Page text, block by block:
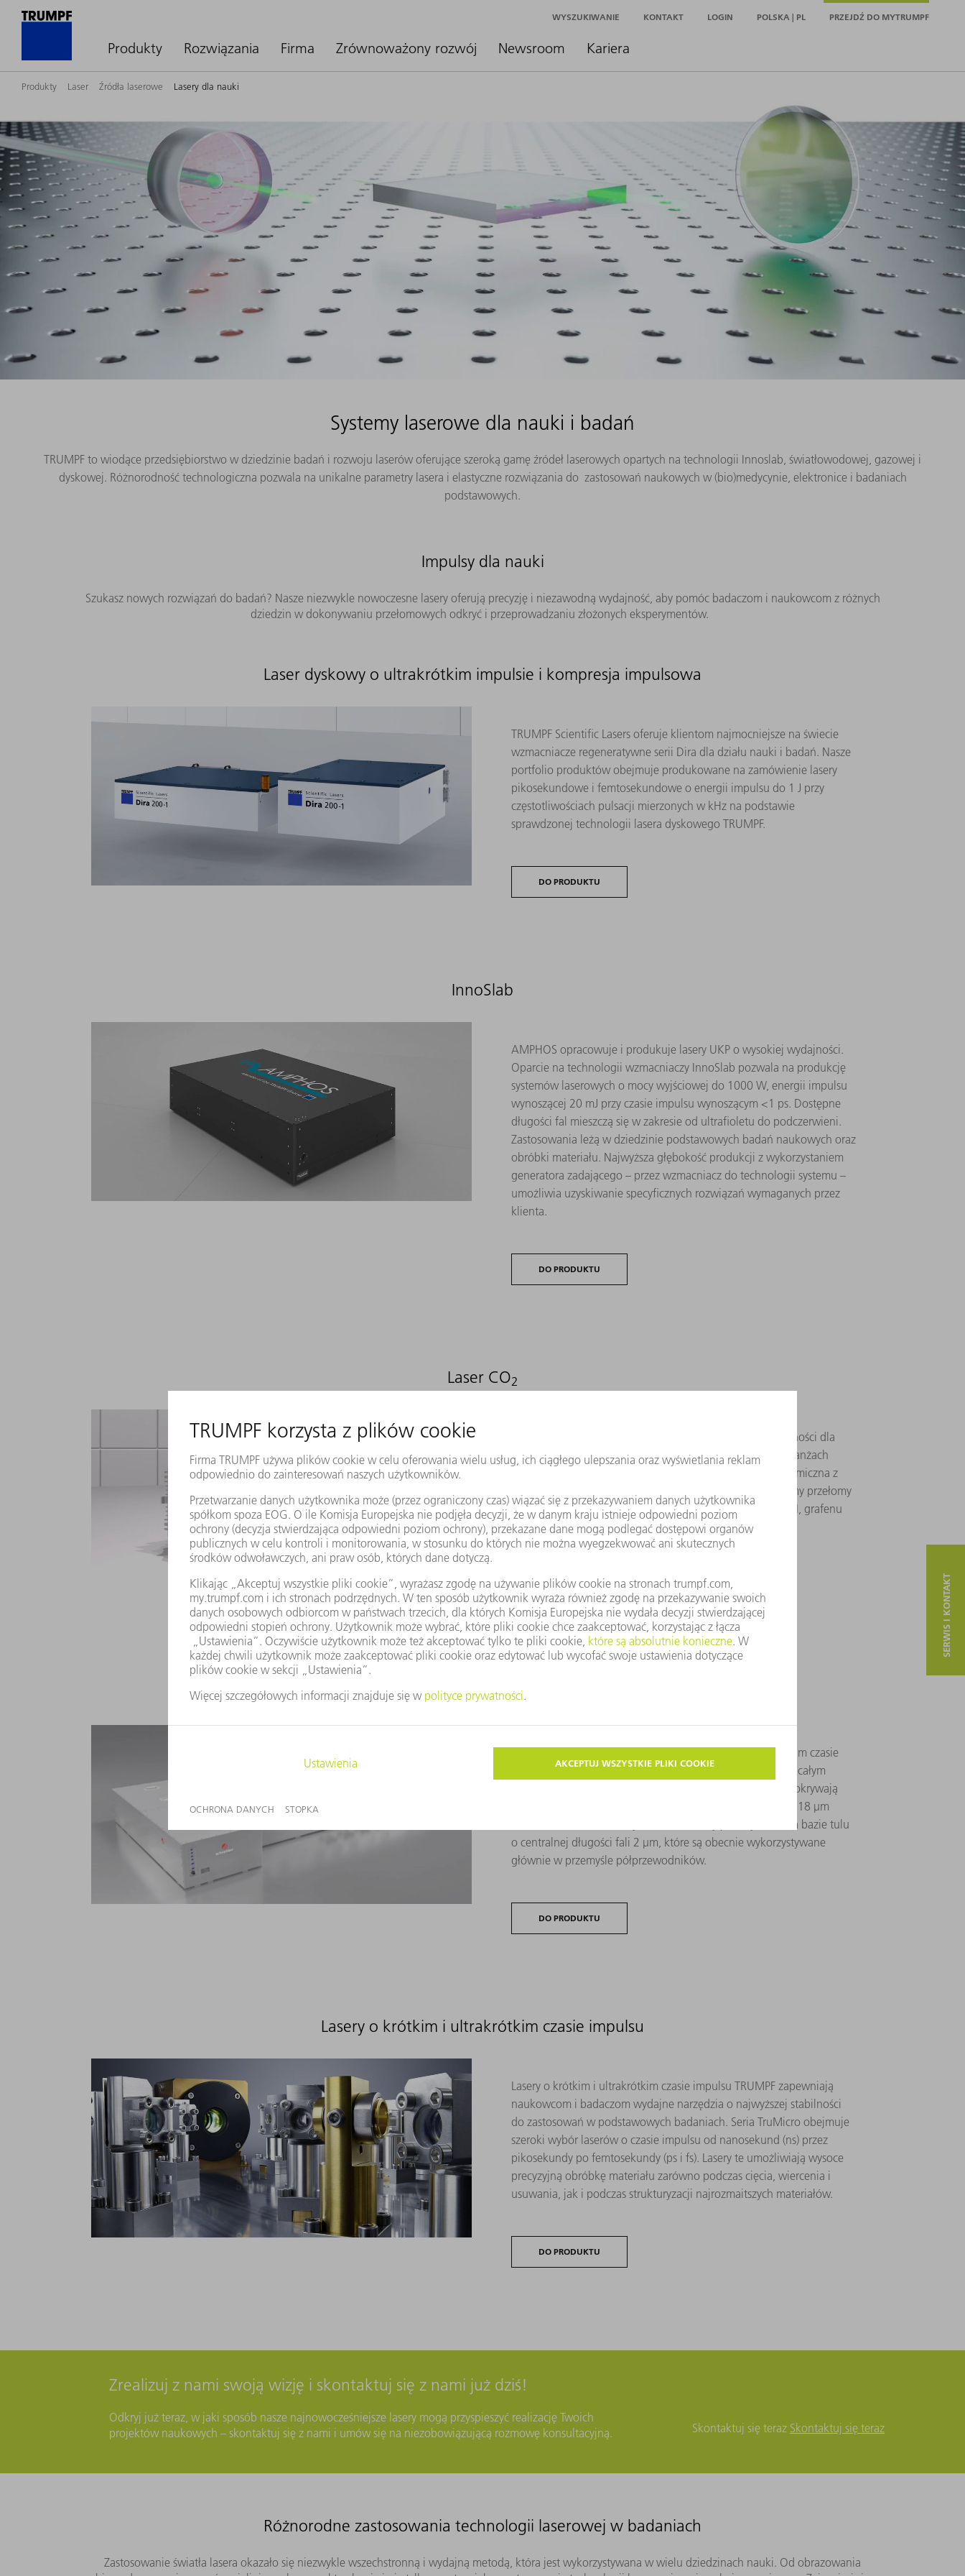
Produkty Rozwiązania Firma Zrównoważony rozwój Newsroom Kariera
WYSZUKIWANIE KONTAKT LOGIN POLSKA | PL PRZEJDŹ DO MYTRUMPF
Produkty Laser Źródła laserowe Lasery dla nauki
Systemy laserowe dla nauki i badań
TRUMPF to wiodące przedsiębiorstwo w dziedzinie badań i rozwoju laserów oferujące szeroką gamę źródeł laserowych opartych na technologii Innoslab, światłowodowej, gazowej i
dyskowej. Różnorodność technologiczna pozwala na unikalne parametry lasera i elastyczne rozwiązania do zastosowań naukowych w (bio)medycynie, elektronice i badaniach
podstawowych.
Impulsy dla nauki
Szukasz nowych rozwiązań do badań? Nasze niezwykle nowoczesne lasery oferują precyzję i niezawodną wydajność, aby pomóc badaczom i naukowcom z różnych
dziedzin w dokonywaniu przełomowych odkryć i przeprowadzaniu złożonych eksperymentów.
Laser dyskowy o ultrakrótkim impulsie i kompresja impulsowa
TRUMPF Scientific Lasers oferuje klientom najmocniejsze na świecie
wzmacniacze regeneratywne serii Dira dla działu nauki i badań. Nasze
portfolio produktów obejmuje produkowane na zamówienie lasery
pikosekundowe i femtosekundowe o energii impulsu do 1 J przy
częstotliwościach pulsacji mierzonych w kHz na podstawie
sprawdzonej technologii lasera dyskowego TRUMPF.
DO PRODUKTU
InnoSlab
AMPHOS opracowuje i produkuje lasery UKP o wysokiej wydajności.
Oparcie na technologii wzmacniaczy InnoSlab pozwala na produkcję
systemów laserowych o mocy wyjściowej do 1000 W, energii impulsu
wynoszącej 20 mJ przy czasie impulsu wynoszącym <1 ps. Dostępne
długości fal mieszczą się w zakresie od ultrafioletu do podczerwieni.
Zastosowania leżą w dziedzinie podstawowych badań naukowych oraz
obróbki materiału. Najwyższa głębokość produkcji z wykorzystaniem
generatora zadającego – przez wzmacniacz do technologii systemu –
umożliwia uzyskiwanie specyficznych rozwiązań wymaganych przez
klienta.
DO PRODUKTU
Laser CO2
Access Laser oferuje źródła podczerwieni o wysokiej wydajności dla
badaczy i OEM. Nasze lasery umożliwiają rozwiązania w branżach
takich jak diagnostyka biomedyczna oraz identyfikacja chemiczna z
wykorzystaniem lidarów. Dzięki tej technologii umożliwiamy przełomy
w wytwarzaniu metamateriałów do półprzewodników GaN, grafenu
oraz elektroniki użytkowej nowej generacji.
DO PRODUKTU
Laser włóknowy, konwersja częstotliwości po kompresji &
AFS opracowuje i produkuje systemy laserowe o ultrakrótkim czasie
impulsu, które są dostosowane do potrzeb naukowców na całym
świecie. Samodzielnie zbudowane źródła wiązki wtórnej pokrywają
cały zakres widma światła widzialnego od 10 nm (XUV) do 18 µm
(MIR). Ponadto AFS oferuje unikalne lasery przemysłowe na bazie tulu
o centralnej długości fali 2 µm, które są obecnie wykorzystywane
głównie w przemyśle półprzewodników.
DO PRODUKTU
Lasery o krótkim i ultrakrótkim czasie impulsu
Lasery o krótkim i ultrakrótkim czasie impulsu TRUMPF zapewniają
naukowcom i badaczom wydajne narzędzia o najwyższej stabilności
do zastosowań w podstawowych badaniach. Seria TruMicro obejmuje
szeroki wybór laserów o czasie impulsu od nanosekund (ns) przez
pikosekundy po femtosekundy (ps i fs). Lasery te umożliwiają wysoce
precyzyjną obróbkę materiału zarówno podczas cięcia, wiercenia i
usuwania, jak i podczas strukturyzacji najrozmaitszych materiałów.
DO PRODUKTU
Zrealizuj z nami swoją wizję i skontaktuj się z nami już dziś!
Odkryj już teraz, w jaki sposób nasze najnowocześniejsze lasery mogą przyspieszyć realizację Twoich
projektów naukowych – skontaktuj się z nami i umów się na niezobowiązującą rozmowę konsultacyjną.
Skontaktuj się teraz Skontaktuj się teraz
Różnorodne zastosowania technologii laserowej w badaniach
Zastosowanie światła lasera okazało się niezwykle wszechstronną i wydajną metodą, która jest wykorzystywana w wielu dziedzinach nauki. Od obrazowania
SERWIS I KONTAKT